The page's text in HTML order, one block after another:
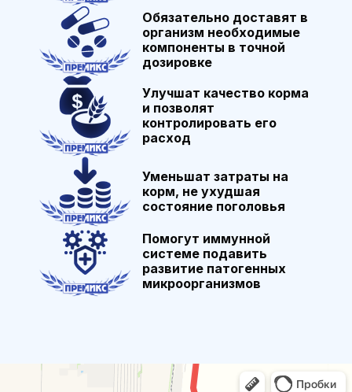
Обязательно доставят в
организм необходимые
компоненты в точной
дозировке
Улучшат качество корма
и позволят
контролировать его
расход
Уменьшат затраты на
корм, не ухудшая
состояние поголовья
Помогут иммунной
системе подавить
развитие патогенных
микроорганизмов